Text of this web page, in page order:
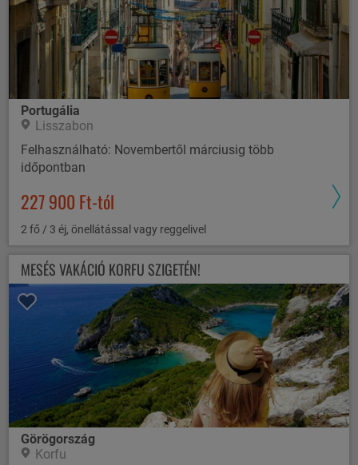
Portugália
Lisszabon
Felhasználható: Novembertől márciusig több
időpontban
227 900 Ft-tól
2 fő / 3 éj, önellátással vagy reggelivel
MESÉS VAKÁCIÓ KORFU SZIGETÉN!
Görögország
Korfu